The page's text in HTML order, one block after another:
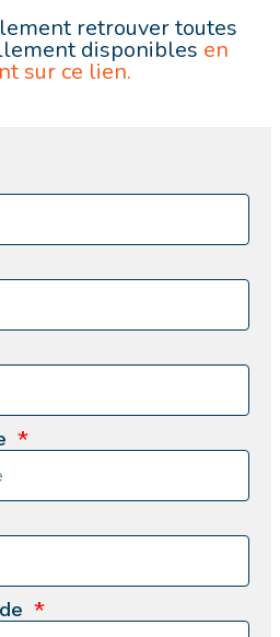
retrouver toutes
disponibles en
sur ce lien.